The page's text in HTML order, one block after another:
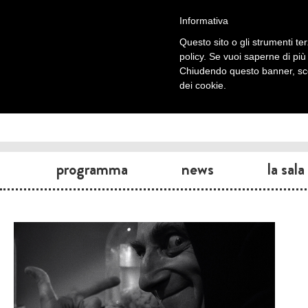
programma news la sala
Informativa
Questo sito o gli strumenti
policy. Se vuoi saperne di
Chiudendo questo banner,
dei cookie.